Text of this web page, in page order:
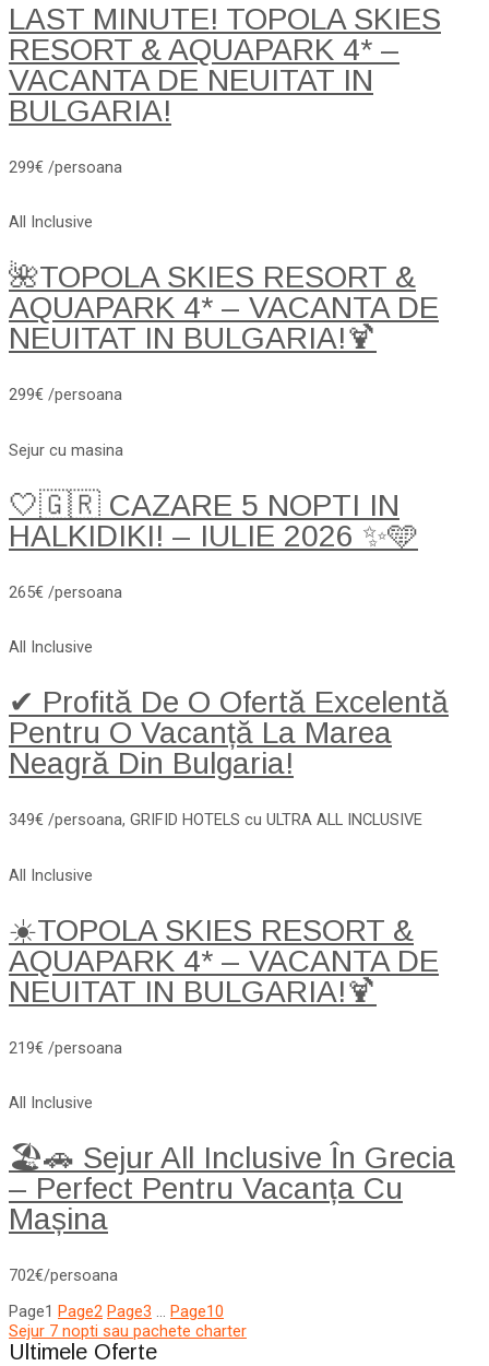
LAST MINUTE! TOPOLA SKIES
RESORT & AQUAPARK 4* –
VACANTA DE NEUITAT IN
BULGARIA!
299€ /persoana
All Inclusive
🌺TOPOLA SKIES RESORT &
AQUAPARK 4* – VACANTA DE
NEUITAT IN BULGARIA!🍹
299€ /persoana
Sejur cu masina
🤍🇬🇷 CAZARE 5 NOPTI IN
HALKIDIKI! – IULIE 2026 ✨🩵
265€ /persoana
All Inclusive
✔ Profită De O Ofertă Excelentă
Pentru O Vacanță La Marea
Neagră Din Bulgaria!
349€ /persoana, GRIFID HOTELS cu ULTRA ALL INCLUSIVE
All Inclusive
☀️TOPOLA SKIES RESORT &
AQUAPARK 4* – VACANTA DE
NEUITAT IN BULGARIA!🍹
219€ /persoana
All Inclusive
🏖️🚗 Sejur All Inclusive În Grecia
– Perfect Pentru Vacanța Cu
Mașina
702€/persoana
Page1 Page2 Page3 … Page10
Sejur 7 nopti sau pachete charter
Ultimele Oferte